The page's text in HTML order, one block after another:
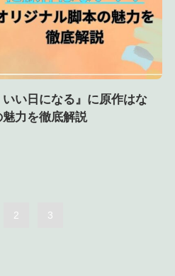
いい日になる』に原作はな
力を徹底解説
2 3